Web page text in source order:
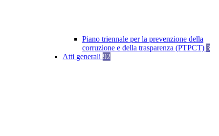
Piano triennale per la prevenzione della
corruzione e della trasparenza (PTPCT) 3
Atti generali 92